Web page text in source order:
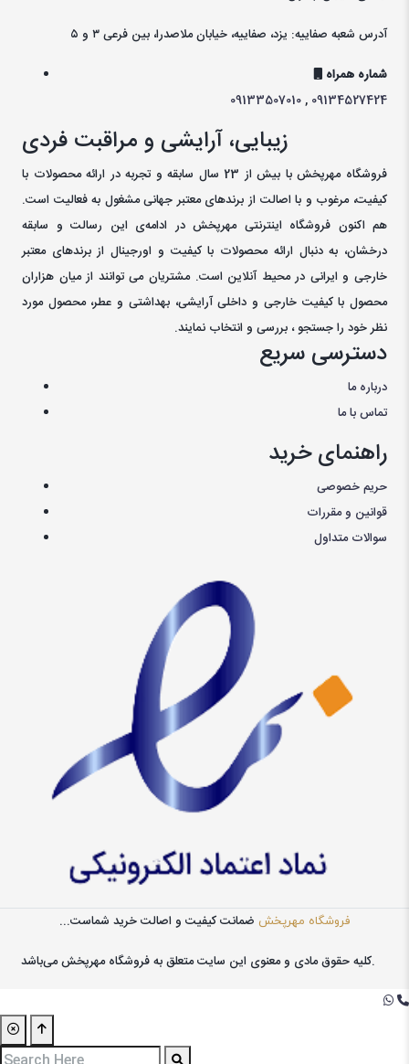
آدرس شعبه صفاییه: یزد، صفاییه، خیابان ملاصدرا، بین فرعی ۳ و ۵
شماره همراه
09133507010, 09134527424
زیبایی، آرایشی و مراقبت فردی
فروشگاه مهرپخش با بیش از 23 سال سابقه و تجربه در ارائه محصولات با
کيفيت، مرغوب و با اصالت از برندهای معتبر جهانی مشغول به فعاليت است.
هم اکنون فروشگاه اینترنتی مهرپخش در ادامه‌ی اين رسالت و سابقه
درخشان، به دنبال ارائه محصولات با کيفيت و اورجينال از برندهای معتبر
خارجی و ايرانی در محيط آنلاين است. مشتريان می توانند از ميان هزاران
محصول با کيفيت خارجی و داخلی آرایشی، بهداشتی و عطر، محصول مورد
نظر خود را جستجو ، بررسی و انتخاب نمايند.
دسترسی سریع
درباره ما
تماس با ما
راهنمای خرید
حریم خصوصی
قوانین و مقررات
سوالات متداول
فروشگاه مهرپخش ضمانت کیفیت و اصالت خرید شماست...
کليه حقوق مادی و معنوی اين سايت متعلق به فروشگاه مهرپخش می‌باشد.